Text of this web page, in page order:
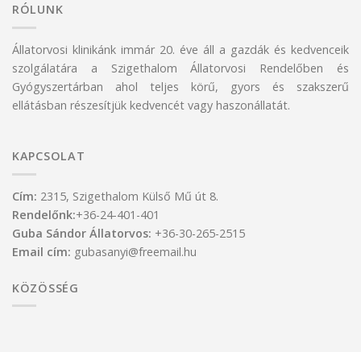
RÓLUNK
Állatorvosi klinikánk immár 20. éve áll a gazdák és kedvenceik
szolgálatára a Szigethalom Állatorvosi Rendelőben és
Gyógyszertárban ahol teljes körű, gyors és szakszerű
ellátásban részesítjük kedvencét vagy haszonállatát.
KAPCSOLAT
Cím: 2315, Szigethalom Külső Mű út 8.
Rendelőnk:+36-24-401-401
Guba Sándor Állatorvos: +36-30-265-2515
Email cím: gubasanyi@freemail.hu
KÖZÖSSÉG